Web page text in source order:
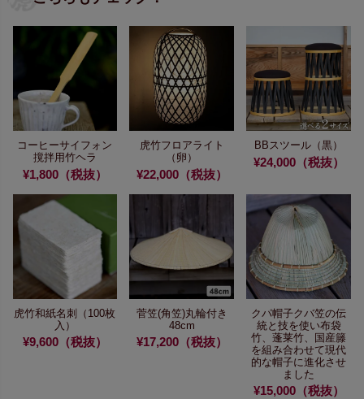
コーヒーサイフォン
撹拌用竹ヘラ
¥1,800（税抜）
虎竹フロアライト
（卵）
¥22,000（税抜）
BBスツール（黒）
¥24,000（税抜）
虎竹和紙名刺（100枚
入）
¥9,600（税抜）
菅笠(角笠)丸輪付き
48cm
¥17,200（税抜）
クパ帽子クバ笠の伝
統と技を使い布袋
竹、蓬莱竹、国産籐
を組み合わせて現代
的な帽子に進化させ
ました
¥15,000（税抜）